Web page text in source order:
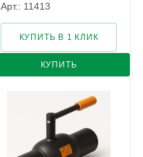
Арт.: 11413
КУПИТЬ
КУПИТЬ В 1 КЛИК